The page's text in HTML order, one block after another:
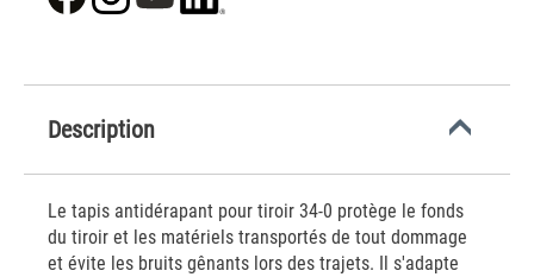
Description
Le tapis antidérapant pour tiroir 34-0 protège le fonds
du tiroir et les matériels transportés de tout dommage
et évite les bruits gênants lors des trajets. Il s'adapte